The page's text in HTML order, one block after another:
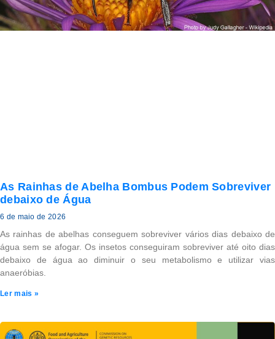
As Rainhas de Abelha Bombus Podem Sobreviver
debaixo de Água
6 de maio de 2026
As rainhas de abelhas conseguem sobreviver vários dias debaixo de
água sem se afogar. Os insetos conseguiram sobreviver até oito dias
debaixo de água ao diminuir o seu metabolismo e utilizar vias
anaeróbias.
Ler mais »